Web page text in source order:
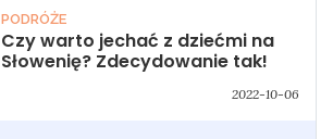
PODRÓŻE
Czy warto jechać z dziećmi na
Słowenię? Zdecydowanie tak!
2022-10-06